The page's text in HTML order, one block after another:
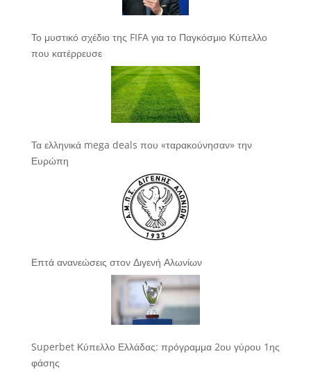
Το μυστικό σχέδιο της FIFA για το Παγκόσμιο Κύπελλο
που κατέρρευσε
Τα ελληνικά mega deals που «ταρακούνησαν» την
Ευρώπη
Επτά ανανεώσεις στον Διγενή Αλωνίων
Superbet Κύπελλο Ελλάδας: πρόγραμμα 2ου γύρου 1ης
φάσης